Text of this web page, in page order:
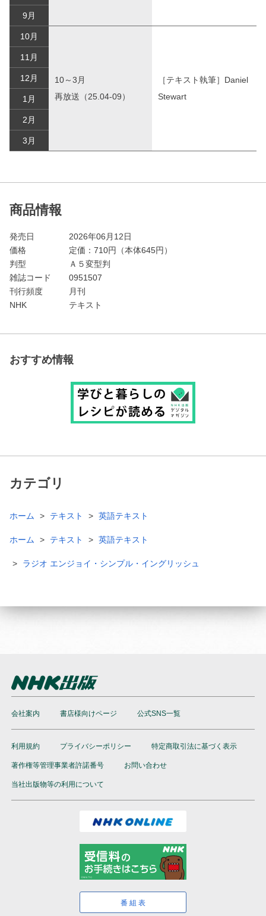
9月
10月
10～3月
再放送（25.04-09）
［テキスト執筆］Daniel
Stewart
11月
12月
1月
2月
3月
商品情報
発売日
2026年06月12日
価格
定価： 710円（本体645円）
判型
Ａ５変型判
雑誌コード
0951507
刊行頻度
月刊
NHK
テキスト
おすすめ情報
カテゴリ
ホーム テキスト 英語テキスト
ホーム テキスト 英語テキスト
ラジオ エンジョイ・シンプル・イングリッシュ
会社案内 書店様向けページ 公式SNS一覧
利用規約 プライバシーポリシー 特定商取引法に基づく表示
著作権等管理事業者許諾番号 お問い合わせ
当社出版物等の利用について
番組表